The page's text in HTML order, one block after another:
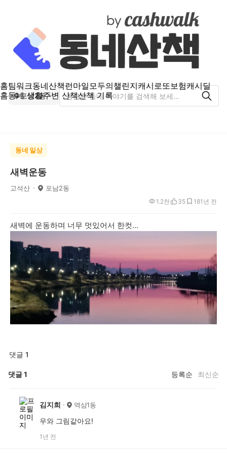
홈팀워크동네산책런마일모두의챌린지캐시로또보험캐시딜
홈동네 생활주변 산책산책 기록
포남2동
동네 일상
새벽운동
고석산 포남2동
1년 전
1.2천 35 18
새벽에 운동하며 너무 멋있어서 한컷...
댓글 1
댓글1 등록순 최신순
김지희 역삼1동
우와 그림같아요!
1년 전